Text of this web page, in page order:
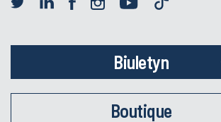
Biuletyn
Boutique